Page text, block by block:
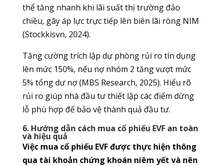
thể tăng nhanh khi lãi suất thị trường đảo
chiều, gây áp lực trực tiếp lên biên lãi ròng NIM
(Stockkisvn, 2024).
Tăng cường trích lập dự phòng rủi ro tín dụng
lên mức 150%, nếu nợ nhóm 2 tăng vượt mức
5% tổng dư nợ (MBS Research, 2025). Hiểu rõ
rủi ro giúp nhà đầu tư thiết lập các điểm dừng
lỗ phù hợp để bảo vệ thành quả đầu tư.
6. Hướng dẫn cách mua cổ phiếu EVF an toàn
và hiệu quả
Việc mua cổ phiếu EVF được thực hiện thông
qua tài khoản chứng khoán niêm yết và nên